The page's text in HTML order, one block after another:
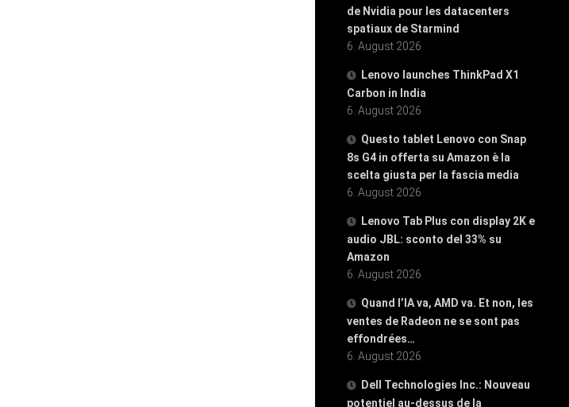
de Nvidia pour les datacenters
spatiaux de Starmind
6. August 2026
Lenovo launches ThinkPad X1
Carbon in India
6. August 2026
Questo tablet Lenovo con Snap
8s G4 in offerta su Amazon è la
scelta giusta per la fascia media
6. August 2026
Lenovo Tab Plus con display 2K e
audio JBL: sconto del 33% su
Amazon
6. August 2026
Quand l’IA va, AMD va. Et non, les
ventes de Radeon ne se sont pas
effondrées…
6. August 2026
Dell Technologies Inc.: Nouveau
potentiel au-dessus de la